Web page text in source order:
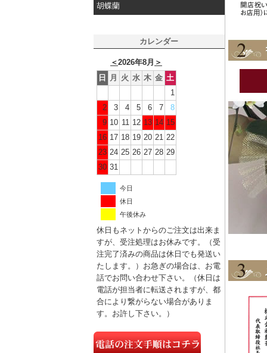
胡蝶蘭
カレンダー
＜2026年8月 ＞
日
月 火 水 木 金 土
1
2
3 4 5 6 7
8
9 10 11 12 13 14 15
16 17 18 19 20 21 22
23 24 25 26 27 28 29
30 31
今日
休日
午後休み
休日もネットからのご注文は出来ま
すが、受注処理はお休みです。（受
注完了済みの商品は休日でも発送い
たします。）お急ぎの場合は、お電
話でお問い合わせ下さい。（休日は
電話が担当者に転送されますが、都
合により繋がらない場合がありま
す。お許し下さい。）